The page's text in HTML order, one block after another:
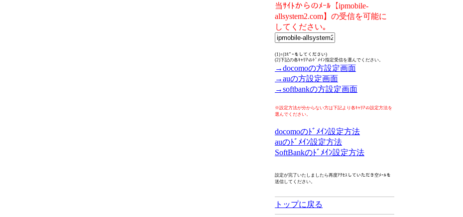
当ｻｲﾄからのﾒｰﾙ【ipmobile-
allsystem2.com】の受信を可能に
してください｡
(1)↑(ｺﾋﾟｰをしてください)
(2)下記の各ｷｬﾘｱのﾄﾞﾒｲﾝ指定受信を選んでください。
→docomoの方設定画面
→auの方設定画面
→softbankの方設定画面
※設定方法が分からない方は下記より各ｷｬﾘｱの設定方法を
選んでください。
docomoのﾄﾞﾒｲﾝ設定方法
auのﾄﾞﾒｲﾝ設定方法
SoftBankのﾄﾞﾒｲﾝ設定方法
設定が完了いたしましたら再度ｱｸｾｽしていただき空ﾒｰﾙを
送信してください。
トップに戻る